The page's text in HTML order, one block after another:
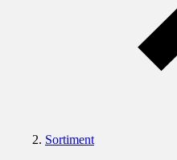
Sortiment